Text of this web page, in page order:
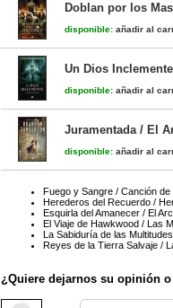
Doblan por los
disponible: añadir al
Un Dios
disponible: añadir al
Juramentada / El
disponible: añadir al
Fuego y Sangre / Canción de
Herederos del Recuerdo /
Esquirla del Amanecer / El
El Viaje de Hawkwood / Las
La Sabiduría de las
Reyes de la Tierra Salvaje /
¿Quiere dejarnos su opinión